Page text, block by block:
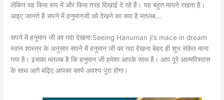
लेकिन वह किस रूप में और किस तरह दिखाई दे रहे हैं। यह बहुत मायने रखता है।
आइए जानते हैं सपने में हनुमानजी को देखने का क्या है मतलब…
सपने में हनुमान जी का गदा देखना:Seeing Hanuman ji’s mace in dream
स्वप्न शास्त्र के अनुसार सपने में हनुमान जी का गदा देखना बेहद ही शुभ संकेत माना
गया है। इसका मतलब है कि हनुमान जी हमेशा आपके साथ हैं। आप पूरे आत्मविश्वास
के साथ आगे बढ़िए आपका कार्य अवश्य पूरा होगा।